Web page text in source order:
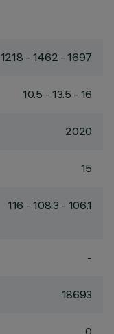
1218 - 1462 - 1697
10.5 - 13.5 - 16
2020
15
116 - 108.3 - 106.1
-
18693
0